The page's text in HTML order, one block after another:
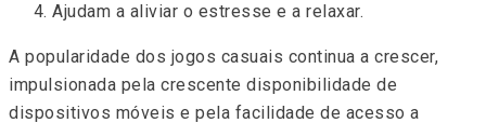
Ajudam a aliviar o estresse e a relaxar.
A popularidade dos jogos casuais continua a crescer,
impulsionada pela crescente disponibilidade de
dispositivos móveis e pela facilidade de acesso a